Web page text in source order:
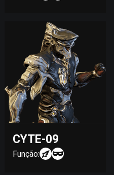
CYTE-09
Função: